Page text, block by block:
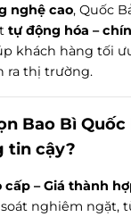
nghệ cao, Quốc
tự động hóa –
khách hàng tối
ra thị trường.
Bao Bì Quốc
tin cậy?
– Giá thành
nghiêm ngặt,